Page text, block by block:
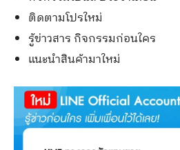
ติดตามโปรใหม่
รู้ข่าวสาร กิจกรรมก่อนใคร
แนะนำสินค้ามาใหม่